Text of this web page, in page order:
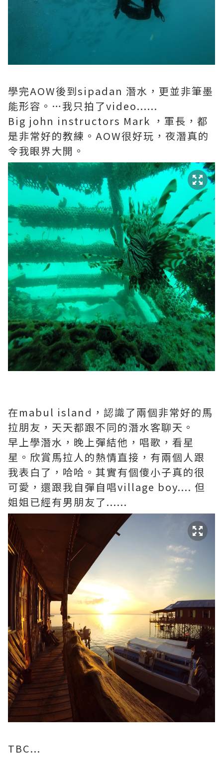
學完AOW後到sipadan 潛水，更並非筆墨
能形容。…我只拍了video......
Big john instructors Mark ，軍長，都
是非常好的教練。AOW很好玩，夜潛真的
令我眼界大開。
在mabul island，認識了兩個非常好的馬
拉朋友，天天都跟不同的潛水客聊天。
早上學潛水，晚上彈結他，唱歌，看星
星。欣賞馬拉人的熱情直接，有兩個人跟
我表白了，哈哈。其實有個傻小子真的很
可愛，還跟我自彈自唱village boy.... 但
姐姐已經有男朋友了......
TBC...